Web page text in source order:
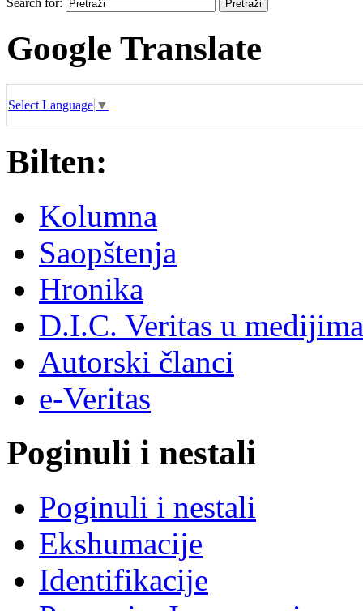
Google Translate
Select Language ▼
Bilten:
Kolumna
Saopštenja
Hronika
D.I.C. Veritas u medijima
Autorski članci
e-Veritas
Poginuli i nestali
Poginuli i nestali
Ekshumacije
Identifikacije